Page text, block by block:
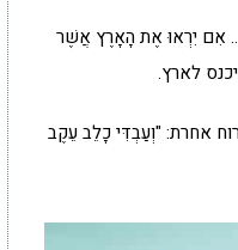
אִם יִרְאוּ אֶת הָאָרֶץ אֲשֶׁר
לארץ.
אחרת: "וְעַבְדִּי כָלֵב עֵקֶב